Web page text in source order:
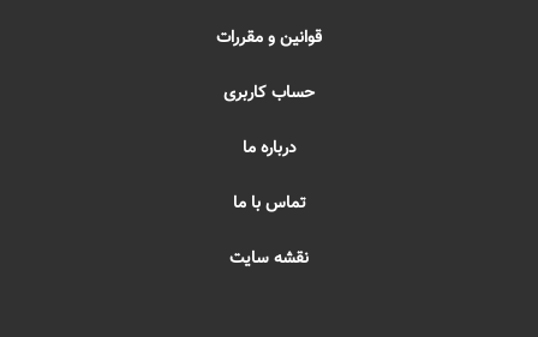
قوانین و مقررات
حساب کاربری
درباره ما
تماس با ما
نقشه سایت